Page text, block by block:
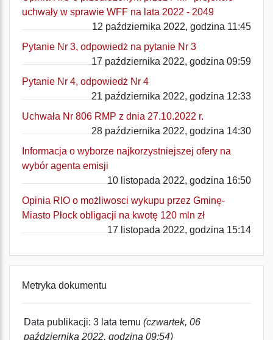
uchwały w sprawie WFF na lata 2022 - 2049
12 października 2022, godzina 11:45
Pytanie Nr 3, odpowiedż na pytanie Nr 3
17 października 2022, godzina 09:59
Pytanie Nr 4, odpowiedż Nr 4
21 października 2022, godzina 12:33
Uchwała Nr 806 RMP z dnia 27.10.2022 r.
28 października 2022, godzina 14:30
Informacja o wyborze najkorzystniejszej ofery na
wybór agenta emisji
10 listopada 2022, godzina 16:50
Opinia RIO o możliwosci wykupu przez Gminę-
Miasto Płock obligacji na kwotę 120 mln zł
17 listopada 2022, godzina 15:14
Metryka dokumentu
Data publikacji: 3 lata temu (czwartek, 06
października 2022, godzina 09:54)